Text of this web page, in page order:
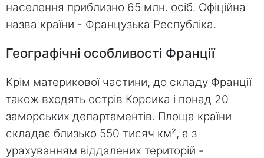
населення приблизно 65 млн. осіб. Офіційна
назва країни - Французька Республіка.
Географічні особливості Франції
Крім материкової частини, до складу Франції
також входять острів Корсика і понад 20
заморських департаментів. Площа країни
складає близько 550 тисяч км², а з
урахуванням віддалених територій -